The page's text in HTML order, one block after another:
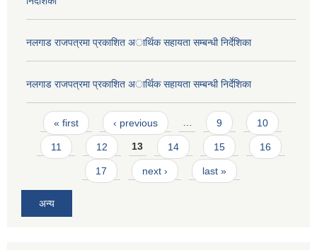
नलगाड राजपत्रमा प्रकाशित अार्थिक सहायता सम्बन्धी निर्देशिका
नलगाड राजपत्रमा प्रकाशित अार्थिक सहायता सम्बन्धी निर्देशिका
Pages
« first ‹ previous … 9 10
11 12 13 14 15 16
17 next › last »
अन्य